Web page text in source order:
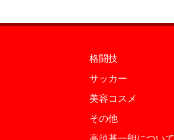
格闘技
サッカー
美容コスメ
その他